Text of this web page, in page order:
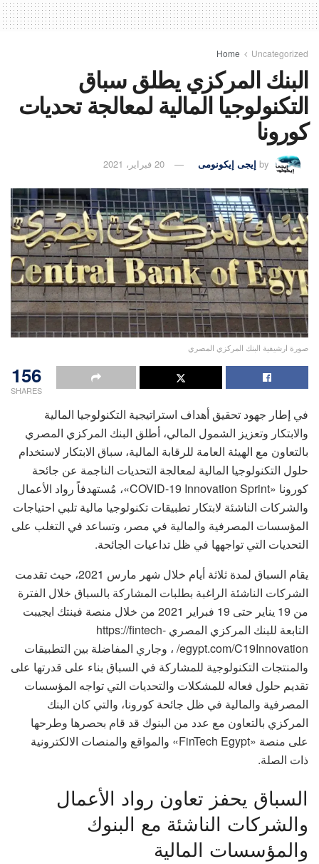
Home Uncategorized
البنك المركزي يطلق سباق
التكنولوجيا المالية لمعالجة تحديات
كورونا
by إيجى إيكونومى 20 فبراير، 2021
صورة ارشيفية البنك المركزي المصري
156
SHARES
في إطار جهود تحقيق أهداف استراتيجية التكنولوجيا المالية
والابتكار وتعزيز الشمول المالي، أطلق البنك المركزي المصري
بالتعاون مع الهيئة العامة للرقابة المالية، سباق الابتكار لاستخدام
حلول التكنولوجيا المالية لمعالجة التحديات الناجمة عن جائحة
كورونا «COVID-19 Innovation Sprint»، مُستهدفاً رواد الأعمال
والشركات الناشئة لابتكار تطبيقات تكنولوجيا مالية تلبي احتياجات
المؤسسات المصرفية والمالية في مصر، وتساعد في التغلب على
التحديات التي تواجهها في ظل تداعيات الجائحة.
يقام السباق لمدة ثلاثة أيام خلال شهر مارس 2021، حيث تقدمت
الشركات الناشئة الراغبة بطلبات المشاركة بالسباق خلال الفترة
من 19 يناير حتى 19 فبراير 2021 من خلال منصة فينتك ايجيبت
التابعة للبنك المركزي المصري https://fintech-
egypt.com/C19Innovation/ ، وجاري المفاضلة بين التطبيقات
والمنتجات التكنولوجية للمشاركة في السباق بناء على قدرتها على
تقديم حلول فعاله للمشكلات والتحديات التي تواجه المؤسسات
المصرفية والمالية في ظل جائحة كورونا، والتي كان البنك
المركزي بالتعاون مع عدد من البنوك قد قام بحصرها وطرحها
على منصة «FinTech Egypt» والمواقع والمنصات الالكترونية
ذات الصلة.
السباق يحفز تعاون رواد الأعمال
والشركات الناشئة مع البنوك
والمؤسسات المالية